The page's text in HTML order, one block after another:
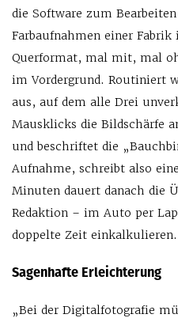
die Software zum
Farbaufnahmen einer
Querformat, mal mit, mal
im Vordergrund. Routiniert
aus, auf dem alle Drei
Mausklicks die Bildschärfe
und beschriftet die
Aufnahme, schreibt also
Minuten dauert danach die
Redaktion – im Auto per
doppelte Zeit einkalkulieren.
Sagenhafte Erleichterung
„Bei der Digitalfotografie